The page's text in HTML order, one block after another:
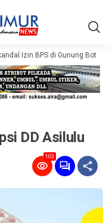
Izin BPS di Gunung Botak
DD Asilulu
103